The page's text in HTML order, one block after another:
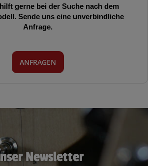
gerne bei der Suche nach dem
Sende uns eine unverbindliche
Anfrage.
ANFRAGEN
Newsletter